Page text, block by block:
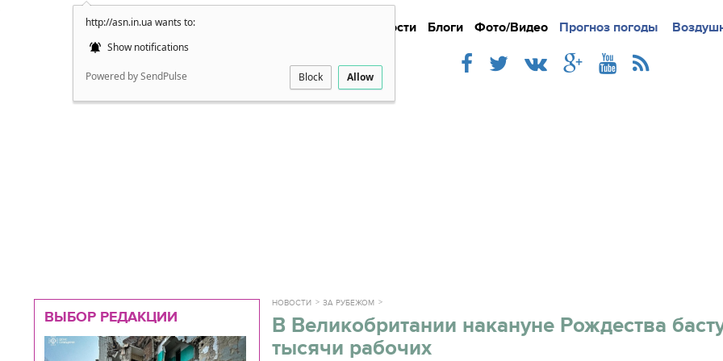
http://asn.in.ua wants to:
Show notifications
Powered by SendPulse Block Allow
Новости Блоги Фото/Видео Прогноз погоды
Подробно Новости
ВЫБОР РЕДАКЦИИ
НОВОСТИ ЗА РУБЕЖОМ
В Великобритании накануне Рождества
тысячи рабочих